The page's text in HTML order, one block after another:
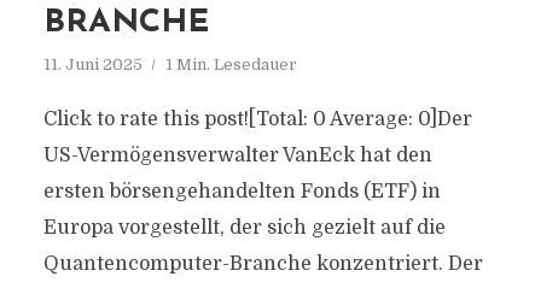
BRANCHE
11. Juni 2025 1 Min. Lesedauer
Click to rate this post![Total: 0 Average: 0]Der
US-Vermögensverwalter VanEck hat den
ersten börsengehandelten Fonds (ETF) in
Europa vorgestellt, der sich gezielt auf die
Quantencomputer-Branche konzentriert. Der